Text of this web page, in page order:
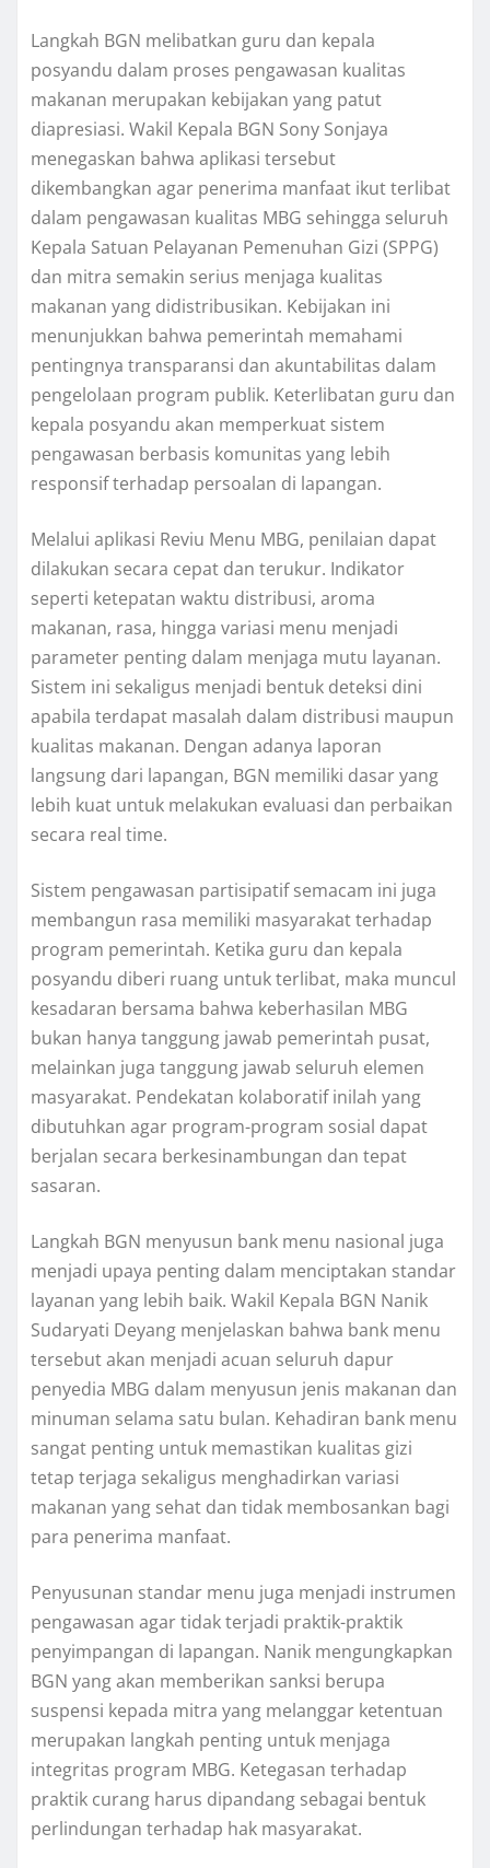
Langkah BGN melibatkan guru dan kepala
posyandu dalam proses pengawasan kualitas
makanan merupakan kebijakan yang patut
diapresiasi. Wakil Kepala BGN Sony Sonjaya
menegaskan bahwa aplikasi tersebut
dikembangkan agar penerima manfaat ikut terlibat
dalam pengawasan kualitas MBG sehingga seluruh
Kepala Satuan Pelayanan Pemenuhan Gizi (SPPG)
dan mitra semakin serius menjaga kualitas
makanan yang didistribusikan. Kebijakan ini
menunjukkan bahwa pemerintah memahami
pentingnya transparansi dan akuntabilitas dalam
pengelolaan program publik. Keterlibatan guru dan
kepala posyandu akan memperkuat sistem
pengawasan berbasis komunitas yang lebih
responsif terhadap persoalan di lapangan.
Melalui aplikasi Reviu Menu MBG, penilaian dapat
dilakukan secara cepat dan terukur. Indikator
seperti ketepatan waktu distribusi, aroma
makanan, rasa, hingga variasi menu menjadi
parameter penting dalam menjaga mutu layanan.
Sistem ini sekaligus menjadi bentuk deteksi dini
apabila terdapat masalah dalam distribusi maupun
kualitas makanan. Dengan adanya laporan
langsung dari lapangan, BGN memiliki dasar yang
lebih kuat untuk melakukan evaluasi dan perbaikan
secara real time.
Sistem pengawasan partisipatif semacam ini juga
membangun rasa memiliki masyarakat terhadap
program pemerintah. Ketika guru dan kepala
posyandu diberi ruang untuk terlibat, maka muncul
kesadaran bersama bahwa keberhasilan MBG
bukan hanya tanggung jawab pemerintah pusat,
melainkan juga tanggung jawab seluruh elemen
masyarakat. Pendekatan kolaboratif inilah yang
dibutuhkan agar program-program sosial dapat
berjalan secara berkesinambungan dan tepat
sasaran.
Langkah BGN menyusun bank menu nasional juga
menjadi upaya penting dalam menciptakan standar
layanan yang lebih baik. Wakil Kepala BGN Nanik
Sudaryati Deyang menjelaskan bahwa bank menu
tersebut akan menjadi acuan seluruh dapur
penyedia MBG dalam menyusun jenis makanan dan
minuman selama satu bulan. Kehadiran bank menu
sangat penting untuk memastikan kualitas gizi
tetap terjaga sekaligus menghadirkan variasi
makanan yang sehat dan tidak membosankan bagi
para penerima manfaat.
Penyusunan standar menu juga menjadi instrumen
pengawasan agar tidak terjadi praktik-praktik
penyimpangan di lapangan. Nanik mengungkapkan
BGN yang akan memberikan sanksi berupa
suspensi kepada mitra yang melanggar ketentuan
merupakan langkah penting untuk menjaga
integritas program MBG. Ketegasan terhadap
praktik curang harus dipandang sebagai bentuk
perlindungan terhadap hak masyarakat.